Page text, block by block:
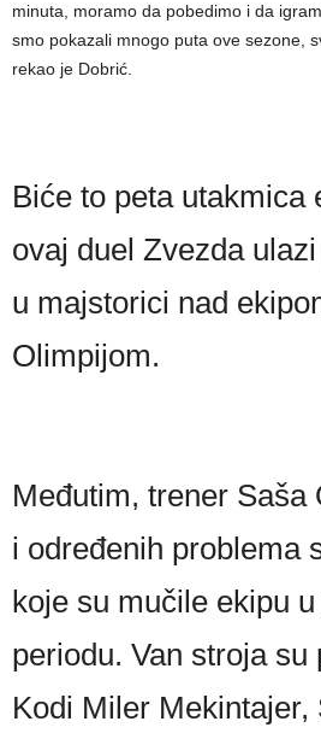
minuta, moramo da pobedimo i da
smo pokazali mnogo puta ove sezone,
rekao je Dobrić.
Biće to peta utakmica
ovaj duel Zvezda
u majstorici nad
Olimpijom.
Međutim, trener Saša
i određenih problema
koje su mučile ekipu
periodu. Van stroja su
Kodi Miler Mekintajer,